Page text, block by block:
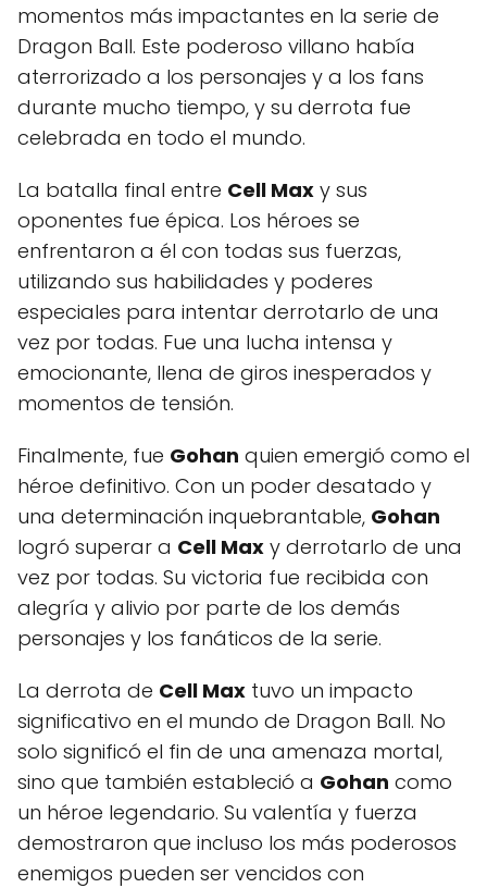
momentos más impactantes en la serie de
Dragon Ball. Este poderoso villano había
aterrorizado a los personajes y a los fans
durante mucho tiempo, y su derrota fue
celebrada en todo el mundo.
La batalla final entre Cell Max y sus
oponentes fue épica. Los héroes se
enfrentaron a él con todas sus fuerzas,
utilizando sus habilidades y poderes
especiales para intentar derrotarlo de una
vez por todas. Fue una lucha intensa y
emocionante, llena de giros inesperados y
momentos de tensión.
Finalmente, fue Gohan quien emergió como el
héroe definitivo. Con un poder desatado y
una determinación inquebrantable, Gohan
logró superar a Cell Max y derrotarlo de una
vez por todas. Su victoria fue recibida con
alegría y alivio por parte de los demás
personajes y los fanáticos de la serie.
La derrota de Cell Max tuvo un impacto
significativo en el mundo de Dragon Ball. No
solo significó el fin de una amenaza mortal,
sino que también estableció a Gohan como
un héroe legendario. Su valentía y fuerza
demostraron que incluso los más poderosos
enemigos pueden ser vencidos con